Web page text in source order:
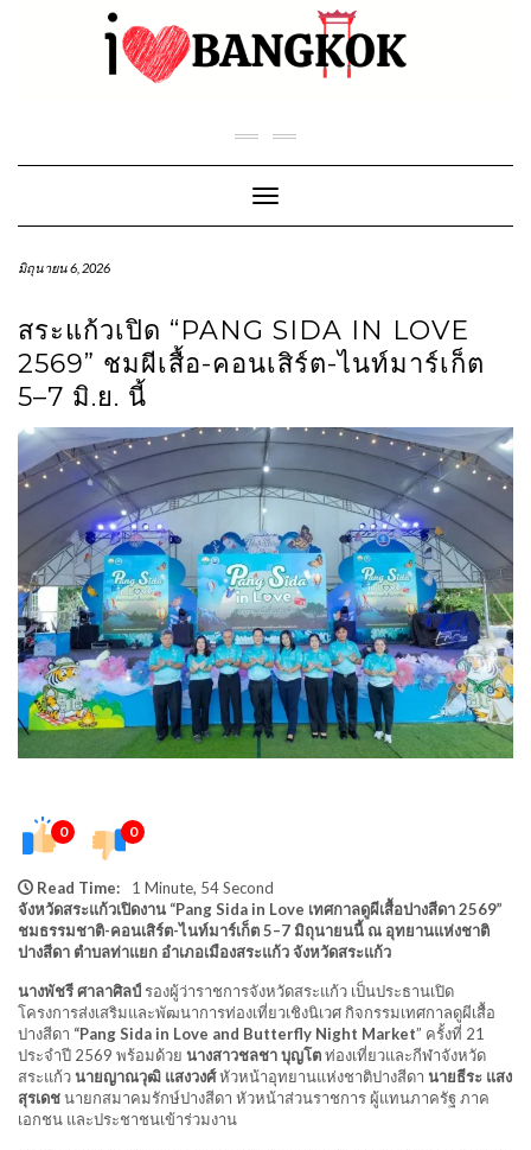
Toggle Navigation
มิถุนายน 6, 2026
สระแก้วเปิด “PANG SIDA IN LOVE
2569” ชมผีเสื้อ-คอนเสิร์ต-ไนท์มาร์เก็ต
5–7 มิ.ย. นี้
0 0
Read Time:
1 Minute, 54 Second
จังหวัดสระแก้วเปิดงาน “Pang Sida in Love เทศกาลดูผีเสื้อปางสีดา 2569”
ชมธรรมชาติ-คอนเสิร์ต-ไนท์มาร์เก็ต 5–7 มิถุนายนนี้ ณ อุทยานแห่งชาติ
ปางสีดา ตำบลท่าแยก อำเภอเมืองสระแก้ว จังหวัดสระแก้ว
นางพัชรี ศาลาศิลป์รองผู้ว่าราชการจังหวัดสระแก้ว เป็นประธานเปิด
โครงการส่งเสริมและพัฒนาการท่องเที่ยวเชิงนิเวศ กิจกรรมเทศกาลดูผีเสื้อ
ปางสีดา “Pang Sida in Love and Butterfly Night Market” ครั้งที่ 21
ประจำปี 2569 พร้อมด้วย นางสาวชลชา บุญโตท่องเที่ยวและกีฬาจังหวัด
สระแก้วนายญาณวุฒิ แสงวงศ์หัวหน้าอุทยานแห่งชาติปางสีดา นายธีระ แสง
สุรเดชนายกสมาคมรักษ์ปางสีดา หัวหน้าส่วนราชการ ผู้แทนภาครัฐ ภาค
เอกชน และประชาชนเข้าร่วมงาน